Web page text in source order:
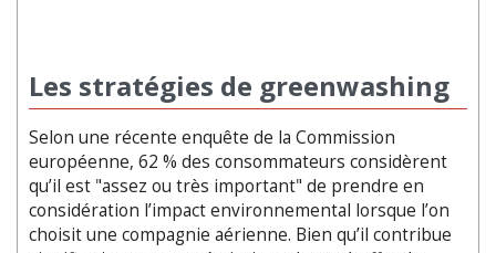
Les stratégies de greenwashing
Selon une récente enquête de la Commission
européenne, 62 % des consommateurs considèrent
qu’il est "assez ou très important" de prendre en
considération l’impact environnemental lorsque l’on
choisit une compagnie aérienne. Bien qu’il contribue